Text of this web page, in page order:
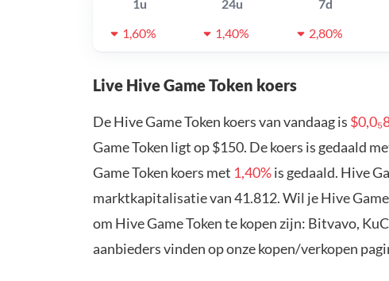
1u 24u 7d
1,60%
1,40% 2,80%
Live Hive Game Token koers
De Hive Game Token koers van vandaag is
Game Token ligt op $150. De koers is gedaald
Game Token koers met 1,40%is gedaald. Hive
marktkapitalisatie van 41.812. Wil je Hive
om Hive Game Token te kopen zijn: Bitvavo,
aanbieders vinden op onze kopen/verkopen